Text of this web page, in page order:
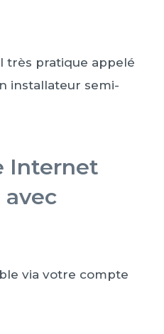
très pratique appelé
installateur semi-
Internet
via votre compte